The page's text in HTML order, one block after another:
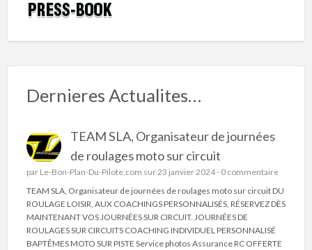
Dernieres Actualites…
TEAM SLA, Organisateur de journées
de roulages moto sur circuit
par Le-Bon-Plan-Du-Pilote.com sur 23 janvier 2024 - 0 commentaire
TEAM SLA, Organisateur de journées de roulages moto sur circuit DU
ROULAGE LOISIR, AUX COACHINGS PERSONNALISÉS, RÉSERVEZ DÈS
MAINTENANT VOS JOURNÉES SUR CIRCUIT. JOURNÉES DE
ROULAGES SUR CIRCUITS COACHING INDIVIDUEL PERSONNALISÉ
BAPTÊMES MOTO SUR PISTE Service photos Assurance RC OFFERTE